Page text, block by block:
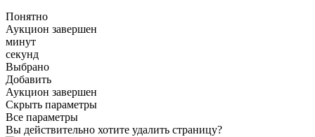
Понятно
Аукцион завершен
минут
секунд
Выбрано
Добавить
Аукцион завершен
Скрыть параметры
Все параметры
Вы действительно хотите удалить страницу?